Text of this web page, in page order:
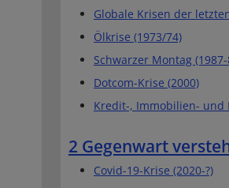
Globale Krisen der
Ölkrise (1973/74)
Schwarzer Montag
Dotcom-Krise (2000)
Kredit-, Immobilien- und
2 Gegenwart
Covid-19-Krise (2020-?)